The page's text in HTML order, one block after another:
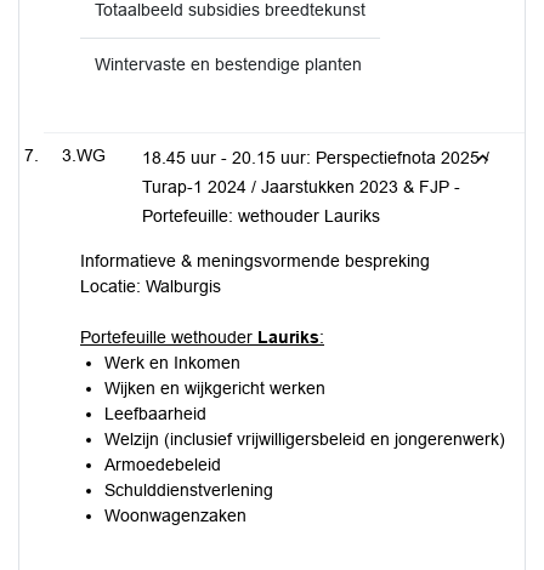
Totaalbeeld subsidies breedtekunst
Wintervaste en bestendige planten
3.WG
18.45 uur - 20.15 uur: Perspectiefnota 2025 /
Turap-1 2024 / Jaarstukken 2023 & FJP -
Portefeuille: wethouder Lauriks
Informatieve & meningsvormende bespreking
Locatie: Walburgis
Portefeuille wethouder Lauriks:
Werk en Inkomen
Wijken en wijkgericht werken
Leefbaarheid
Welzijn (inclusief vrijwilligersbeleid en jongerenwerk)
Armoedebeleid
Schulddienstverlening
Woonwagenzaken